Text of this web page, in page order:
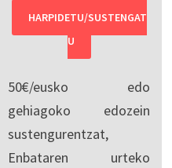
HARPIDETU/SUSTENGAT
U
50€/eusko edo
gehiagoko edozein
sustengurentzat,
Enbataren urteko